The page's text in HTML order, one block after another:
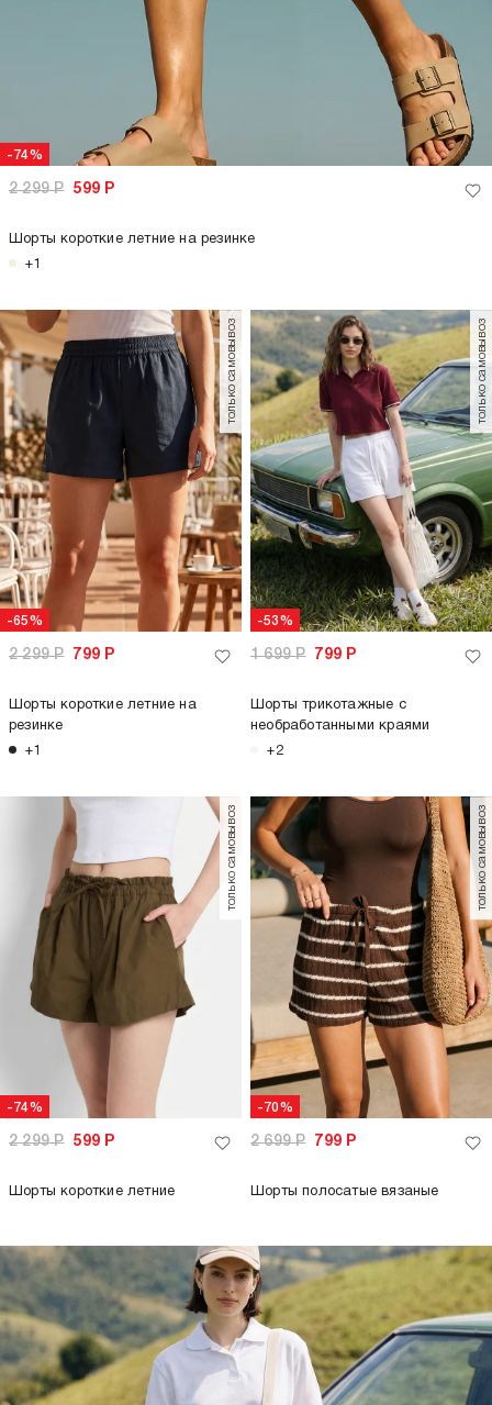
-74%
2 299Р 599 Р
Шорты короткие летние на резинке
+1
-65%
только самовывоз
2 299Р 799 Р
Шорты короткие летние на
резинке
+1
-53%
только самовывоз
1 699Р 799 Р
Шорты трикотажные с
необработанными краями
+2
-74%
только самовывоз
2 299Р 599 Р
Шорты короткие летние
-70%
только самовывоз
2 699Р 799 Р
Шорты полосатые вязаные